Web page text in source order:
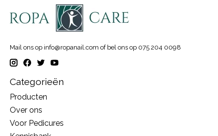
Mail ons op info@ropanail.com of bel ons op 075 204 0098
Categorieën
Producten
Over ons
Voor Pedicures